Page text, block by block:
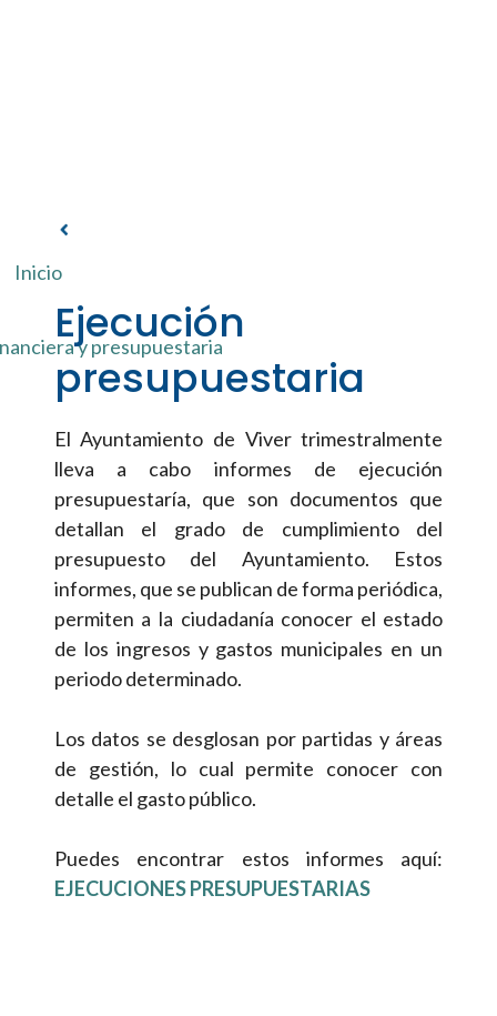
Inicio
y presupuestaria
Ejecución
presupuestaria
El Ayuntamiento de Viver trimestralmente
lleva a cabo informes de ejecución
presupuestaría, que son documentos que
detallan el grado de cumplimiento del
presupuesto del Ayuntamiento. Estos
informes, que se publican de forma periódica,
permiten a la ciudadanía conocer el estado
de los ingresos y gastos municipales en un
periodo determinado.
Los datos se desglosan por partidas y áreas
de gestión, lo cual permite conocer con
detalle el gasto público.
Puedes encontrar estos informes aquí:
EJECUCIONES PRESUPUESTARIAS